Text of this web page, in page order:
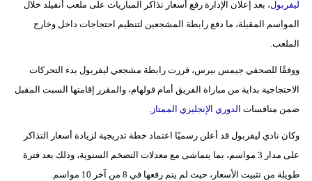
علوم
بيئة
مدوَّنات
ليفربول، بعد إعلان الإدارة رفع أسعار تذاكر المباريات على ملعب أنفيلد خلال
المواسم المقبلة، ما دفع رابطة المشجعين لتنظيم احتجاجات داخل وخارج
الملعب.
ووفقًا للصحفي جيمس بيرس، قررت رابطة مشجعي ليفربول بدء التحركات
الاحتجاجية بداية من مباراة الفريق أمام فولهام، والمقرر إقامتها السبت المقبل
ضمن منافسات الدوري الإنجليزي الممتاز.
وكان نادي ليفربول قد أعلن رسميًا اعتماد خطة تدريجية لزيادة أسعار التذاكر
على مدار 3 مواسم، بما يتماشى مع معدلات التضخم السنوية، وذلك بعد فترة
طويلة من تثبيت الأسعار، حيث لم يتم رفعها في 8 من آخر 10 مواسم.